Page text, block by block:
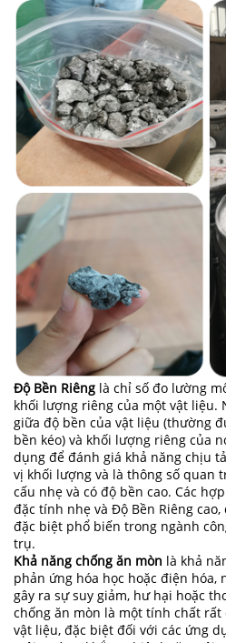
Độ Bền Riêng là chỉ số đo lường
khối lượng riêng của một vật liệu.
giữa độ bền của vật liệu (thường
bền kéo) và khối lượng riêng của
dụng để đánh giá khả năng chịu
vị khối lượng và là thông số quan
cấu nhẹ và có độ bền cao. Các
đặc tính nhẹ và Độ Bền Riêng
đặc biệt phổ biến trong ngành
trụ.
Khả năng chống ăn mòn là khả
phản ứng hóa học hoặc điện hóa,
gây ra sự suy giảm, hư hại hoặc
chống ăn mòn là một tính chất
vật liệu, đặc biệt đối với các ứng